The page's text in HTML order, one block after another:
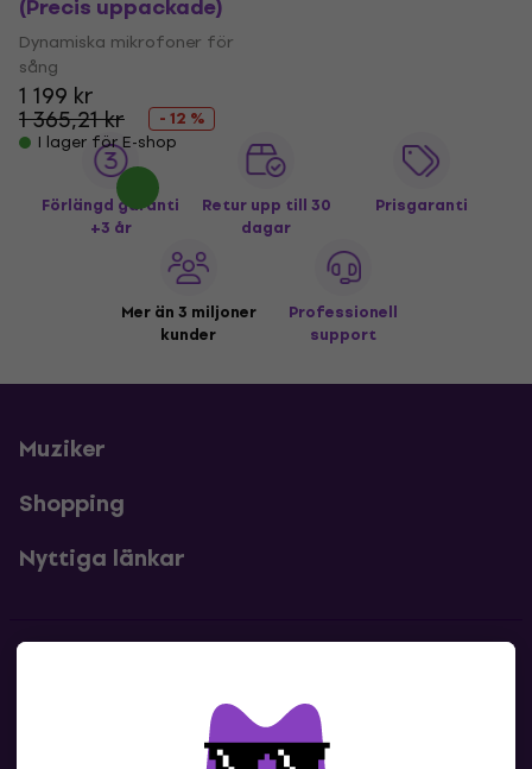
(Precis uppackade)
Dynamiska mikrofoner för
sång
1 199 kr
1 365,21 kr
- 12 %
I lager för E-shop
Förlängd garanti
+3 år
Retur upp till 30
dagar
Prisgaranti
Mer än 3 miljoner
kunder
Professionell
support
Muziker
Shopping
Nyttiga länkar
Kontakta oss